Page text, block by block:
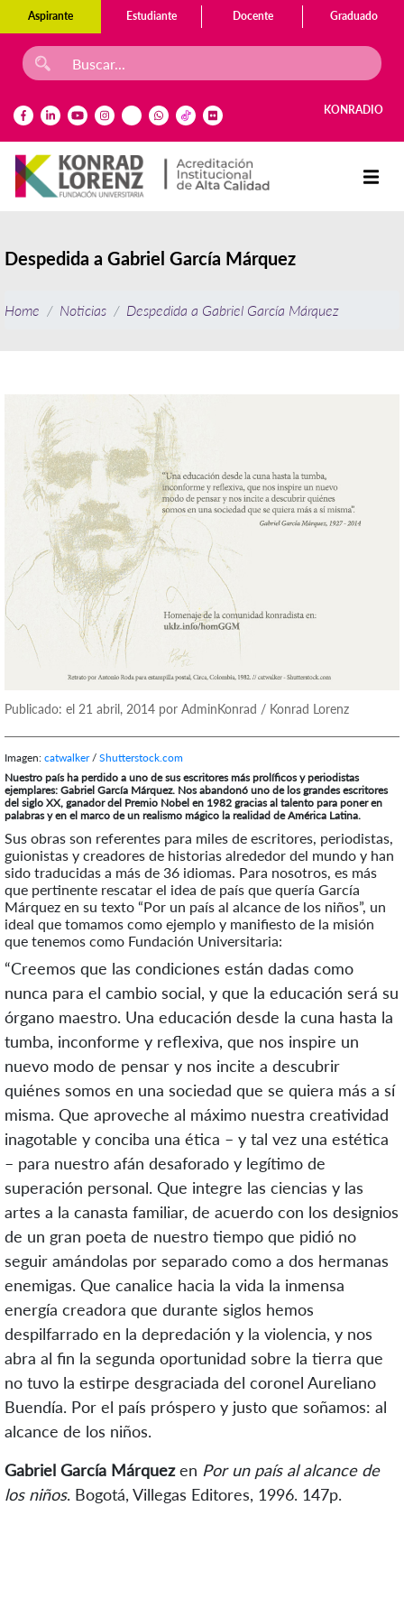
Aspirante Estudiante Docente Graduado
KONRADIO
Despedida a Gabriel García Márquez
Home Noticias Despedida a Gabriel García Márquez
Publicado: el 21 abril, 2014 por AdminKonrad / Konrad Lorenz
Imagen: catwalker/ Shutterstock.com
Nuestro país ha perdido a uno de sus escritores más prolíficos y periodistas
ejemplares: Gabriel García Márquez. Nos abandonó uno de los grandes escritores
del siglo XX, ganador del Premio Nobel en 1982 gracias al talento para poner en
palabras y en el marco de un realismo mágico la realidad de América Latina.
Sus obras son referentes para miles de escritores, periodistas,
guionistas y creadores de historias alrededor del mundo y han
sido traducidas a más de 36 idiomas. Para nosotros, es más
que pertinente rescatar el idea de país que quería García
Márquez en su texto “Por un país al alcance de los niños”, un
ideal que tomamos como ejemplo y manifiesto de la misión
que tenemos como Fundación Universitaria:
“Creemos que las condiciones están dadas como
nunca para el cambio social, y que la educación será su
órgano maestro. Una educación desde la cuna hasta la
tumba, inconforme y reflexiva, que nos inspire un
nuevo modo de pensar y nos incite a descubrir
quiénes somos en una sociedad que se quiera más a sí
misma. Que aproveche al máximo nuestra creatividad
inagotable y conciba una ética – y tal vez una estética
– para nuestro afán desaforado y legítimo de
superación personal. Que integre las ciencias y las
artes a la canasta familiar, de acuerdo con los designios
de un gran poeta de nuestro tiempo que pidió no
seguir amándolas por separado como a dos hermanas
enemigas. Que canalice hacia la vida la inmensa
energía creadora que durante siglos hemos
despilfarrado en la depredación y la violencia, y nos
abra al fin la segunda oportunidad sobre la tierra que
no tuvo la estirpe desgraciada del coronel Aureliano
Buendía. Por el país próspero y justo que soñamos: al
alcance de los niños.
Gabriel García Márquezen Por un país al alcance de
los niños. Bogotá, Villegas Editores, 1996. 147p.